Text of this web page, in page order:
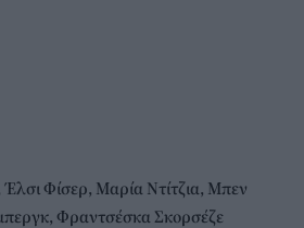
Φίσερ, Μαρία Ντίτζια, Μπεν
Φραντσέσκα Σκορσέζε